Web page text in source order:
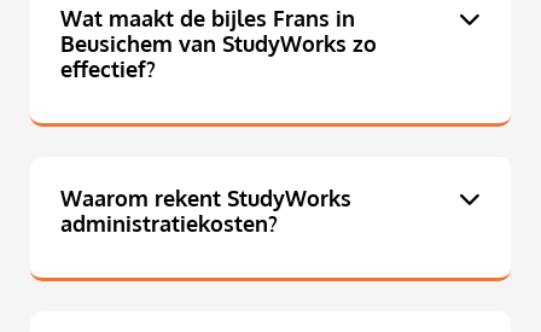
Wat maakt de bijles Frans in
Beusichem van StudyWorks zo
effectief?
Waarom rekent StudyWorks
administratiekosten?